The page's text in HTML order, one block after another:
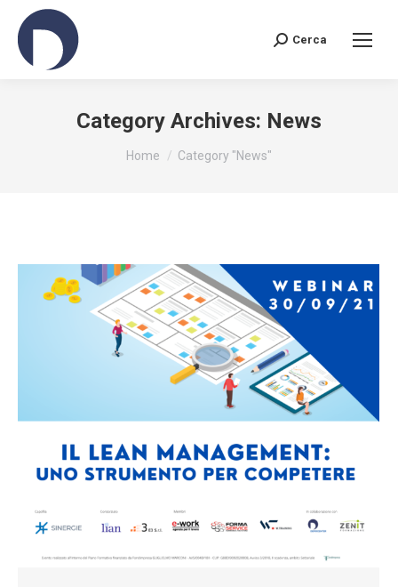
Search:
Cerca
Category Archives: News
You are here:
Home Category "News"